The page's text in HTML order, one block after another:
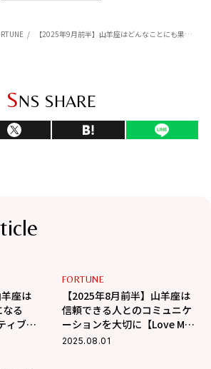
【2025年9月前半】山羊座はどんなことにも果敢にチャレンジする時【Love Me Doのポジティブ星座占い】
SNS SHARE
座は
る
ィブ星
FORTUNE
【2025年8月前半】山羊座は
信頼できる人とのコミュニケ
ーションを大切に【Love Me
Doのポジティブ星占い】
2025.08.01